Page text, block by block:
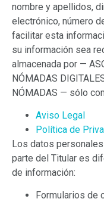
nombre y apellidos,
electrónico, número
facilitar esta
su información sea
almacenada por —
NÓMADAS
NÓMADAS — sólo
Aviso Legal
Política de
Los datos
parte del Titular es
de información:
Formularios de